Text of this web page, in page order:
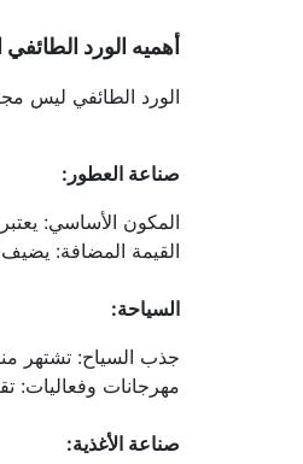
أهميه الورد الطائفي
الورد الطائفي ليس
صناعة العطور:
المكون الأساسي:
القيمة المضافة:
السياحة:
جذب السياح: تشتهر
مهرجانات وفعاليات:
صناعة الأغذية: